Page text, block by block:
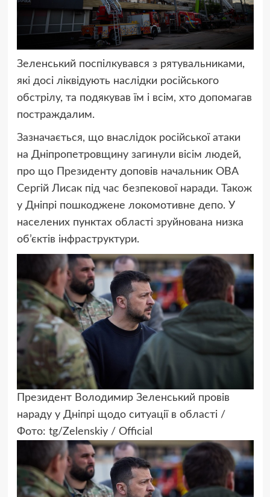
Зеленський поспілкувався з рятувальниками,
які досі ліквідують наслідки російського
обстрілу, та подякував їм і всім, хто допомагав
постраждалим.
Зазначається, що внаслідок російської атаки
на Дніпропетровщину загинули вісім людей,
про що Президенту доповів начальник ОВА
Сергій Лисак під час безпекової наради. Також
у Дніпрі пошкоджене локомотивне депо. У
населених пунктах області зруйнована низка
об’єктів інфраструктури.
Президент Володимир Зеленський провів
нараду у Дніпрі щодо ситуації в області /
Фото: tg/Zelenskiy / Official